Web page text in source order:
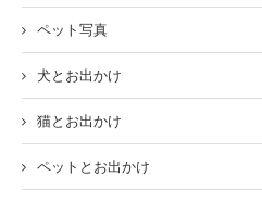
ペット写真
犬とお出かけ
猫とお出かけ
ペットとお出かけ